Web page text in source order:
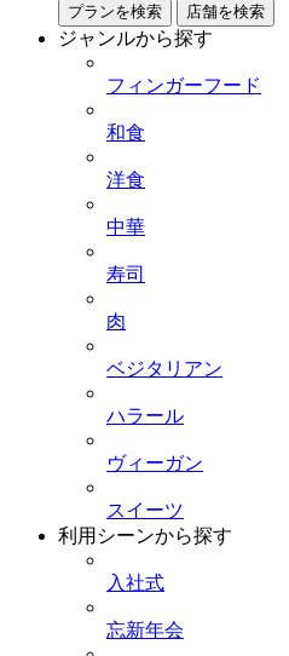
プランを検索 店舗を検索
ジャンルから探す
フィンガーフード
和食
洋食
中華
寿司
肉
ベジタリアン
ハラール
ヴィーガン
スイーツ
利用シーンから探す
入社式
忘新年会